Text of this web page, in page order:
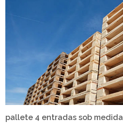
pallete 4 entradas sob medida